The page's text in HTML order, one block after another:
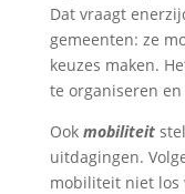
Dat vraagt
gemeenten: ze
keuzes maken.
te organiseren
Ook mobiliteit
uitdagingen.
mobiliteit niet los